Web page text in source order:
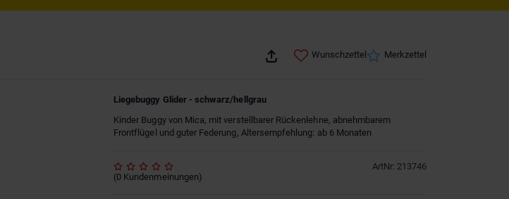
Wunschzettel Merkzettel
Liegebuggy Glider - schwarz/hellgrau
Kinder Buggy von Mica, mit verstellbarer Rückenlehne, abnehmbarem
Frontflügel und guter Federung, Altersempfehlung: ab 6 Monaten
ArtNr: 213746
(0 Kundenmeinungen)